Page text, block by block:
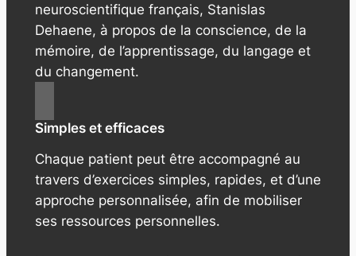
neuroscientifique français, Stanislas
Dehaene, à propos de la conscience, de la
mémoire, de l’apprentissage, du langage et
du changement.
Simples et efficaces
Chaque patient peut être accompagné au
travers d’exercices simples, rapides, et d’une
approche personnalisée, afin de mobiliser
ses ressources personnelles.